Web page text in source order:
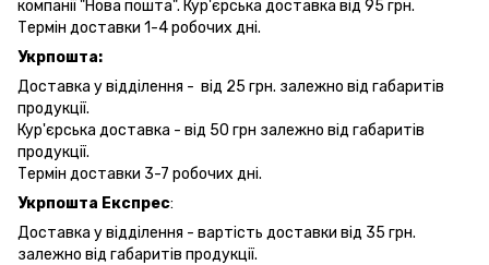
компанії "Нова пошта". Кур'єрська доставка від 95 грн.
Термін доставки 1-4 робочих дні.
Укрпошта:
Доставка у відділення - від 25 грн. залежно від габаритів
продукції.
Кур'єрська доставка - від 50 грн залежно від габаритів
продукції.
Термін доставки 3-7 робочих дні.
Укрпошта Експрес:
Доставка у відділення - вартість доставки від 35 грн.
залежно від габаритів продукції.